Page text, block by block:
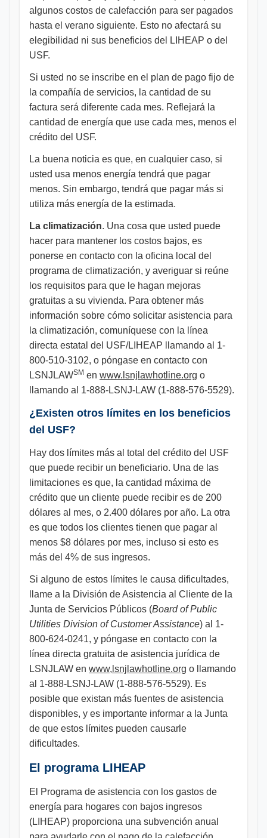
algunos costos de calefacción para ser pagados
hasta el verano siguiente. Esto no afectará su
elegibilidad ni sus beneficios del LIHEAP o del
USF.
Si usted no se inscribe en el plan de pago fijo de
la compañía de servicios, la cantidad de su
factura será diferente cada mes. Reflejará la
cantidad de energía que use cada mes, menos el
crédito del USF.
La buena noticia es que, en cualquier caso, si
usted usa menos energía tendrá que pagar
menos. Sin embargo, tendrá que pagar más si
utiliza más energía de la estimada.
La climatización. Una cosa que usted puede
hacer para mantener los costos bajos, es
ponerse en contacto con la oficina local del
programa de climatización, y averiguar si reúne
los requisitos para que le hagan mejoras
gratuitas a su vivienda. Para obtener más
información sobre cómo solicitar asistencia para
la climatización, comuníquese con la línea
directa estatal del USF/LIHEAP llamando al 1-
800-510-3102, o póngase en contacto con
LSNJLAWSM en www.lsnjlawhotline.org o
llamando al 1-888-LSNJ-LAW (1-888-576-5529).
¿Existen otros límites en los beneficios
del USF?
Hay dos límites más al total del crédito del USF
que puede recibir un beneficiario. Una de las
limitaciones es que, la cantidad máxima de
crédito que un cliente puede recibir es de 200
dólares al mes, o 2.400 dólares por año. La otra
es que todos los clientes tienen que pagar al
menos $8 dólares por mes, incluso si esto es
más del 4% de sus ingresos.
Si alguno de estos límites le causa dificultades,
llame a la División de Asistencia al Cliente de la
Junta de Servicios Públicos (Board of Public
Utilities Division of Customer Assistance) al 1-
800-624-0241, y póngase en contacto con la
línea directa gratuita de asistencia jurídica de
LSNJLAW en www,lsnjlawhotline.org o llamando
al 1-888-LSNJ-LAW (1-888-576-5529). Es
posible que existan más fuentes de asistencia
disponibles, y es importante informar a la Junta
de que estos límites pueden causarle
dificultades.
El programa LIHEAP
El Programa de asistencia con los gastos de
energía para hogares con bajos ingresos
(LIHEAP) proporciona una subvención anual